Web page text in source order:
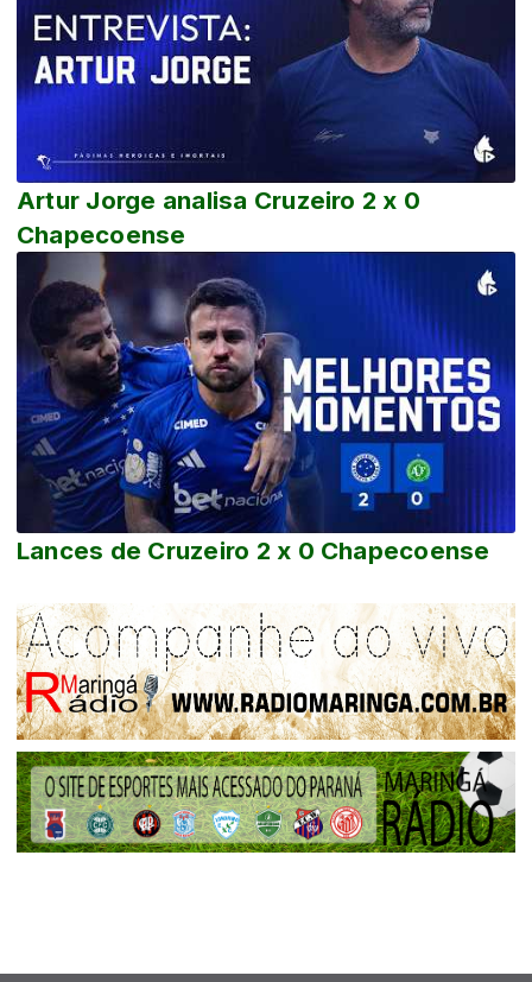
Artur Jorge analisa Cruzeiro 2 x 0
Chapecoense
Lances de Cruzeiro 2 x 0 Chapecoense